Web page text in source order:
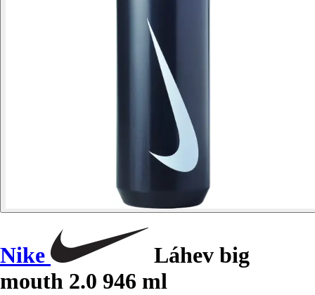
Nike
Láhev big
mouth 2.0 946 ml